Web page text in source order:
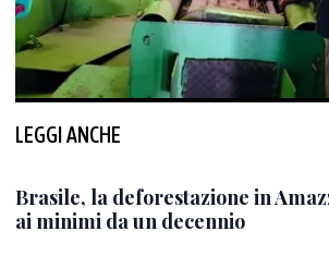
LEGGI ANCHE
Brasile, la deforestazione in
ai minimi da un decennio